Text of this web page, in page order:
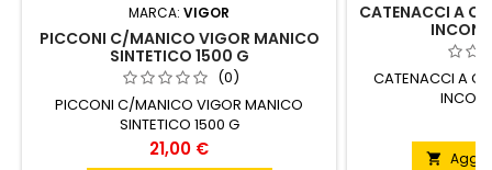
MARCA: VIGOR
PICCONI C/MANICO VIGOR MANICO
SINTETICO 1500 G
(0)
PICCONI C/MANICO VIGOR MANICO
SINTETICO 1500 G
Prezzo
21,00 €
CATENACCI A
CATENACCI A
